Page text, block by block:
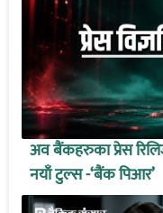
अव बैंकहरुका प्रेस
नयाँ टुल्स -‘बैंक पिआर’